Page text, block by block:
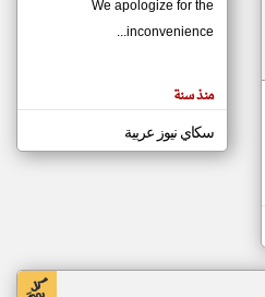
مصادر الأخبار من موريتانيا
اخبار موريتانيا على مدار الساعة
أهم اخبار موريتانيا العاجلة والمباشرة
We apologize for the
inconvenience...
منذ سنة
سكاي نيوز عربية
klyoum.com